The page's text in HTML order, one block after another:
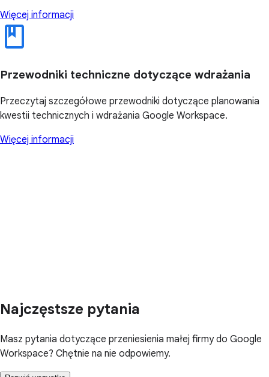
Więcej informacji
Przewodniki techniczne dotyczące wdrażania
Przeczytaj szczegółowe przewodniki dotyczące planowania
kwestii technicznych i wdrażania Google Workspace.
Więcej informacji
Najczęstsze pytania
Masz pytania dotyczące przeniesienia małej firmy do Google
Workspace? Chętnie na nie odpowiemy.